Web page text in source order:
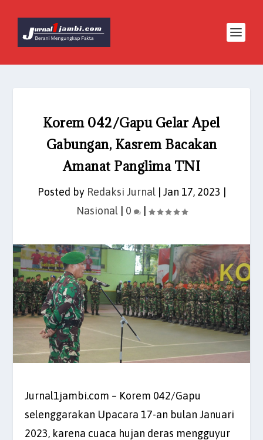
Korem 042/Gapu Gelar Apel
Gabungan, Kasrem Bacakan
Amanat Panglima TNI
Posted by Redaksi Jurnal| Jan 17, 2023
Nasional| 0 |
Jurnal1jambi.com – Korem 042/Gapu
selenggarakan Upacara 17-an bulan Januari
2023, karena cuaca hujan deras mengguyur